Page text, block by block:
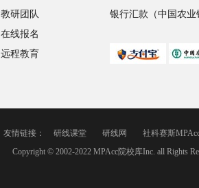
教研团队
在线报名
远程教育
银行汇款（中国农业
友情链接： 研线课堂 研线网
社科赛斯
Copyright © 2002-2022 MPAcc院校库Inc. all Rights